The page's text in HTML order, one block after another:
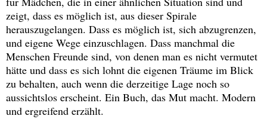
zeigt, dass es möglich ist, aus dieser Spirale
herauszugelangen. Dass es möglich ist, sich abzugrenzen,
und eigene Wege einzuschlagen. Dass manchmal die
Menschen Freunde sind, von denen man es nicht vermutet
hätte und dass es sich lohnt die eigenen Träume im Blick
zu behalten, auch wenn die derzeitige Lage noch so
aussichtslos erscheint. Ein Buch, das Mut macht. Modern
und ergreifend erzählt.